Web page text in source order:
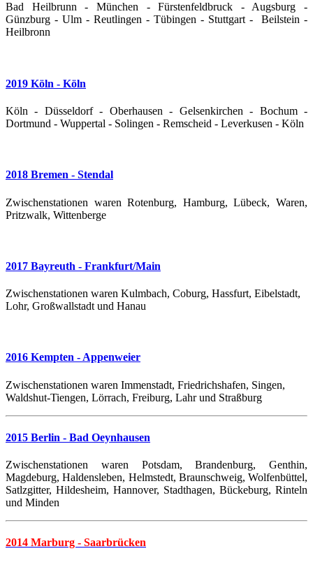
Bad Heilbrunn - München - Fürstenfeldbruck - Augsburg -
Günzburg - Ulm - Reutlingen - Tübingen - Stuttgart - Beilstein -
Heilbronn
2019 Köln - Köln
Köln - Düsseldorf - Oberhausen - Gelsenkirchen - Bochum -
Dortmund - Wuppertal - Solingen - Remscheid - Leverkusen - Köln
2018 Bremen - Stendal
Zwischenstationen waren Rotenburg, Hamburg, Lübeck, Waren,
Pritzwalk, Wittenberge
2017 Bayreuth - Frankfurt/Main
Zwischenstationen waren Kulmbach, Coburg, Hassfurt, Eibelstadt,
Lohr, Großwallstadt und Hanau
2016 Kempten - Appenweier
Zwischenstationen waren Immenstadt, Friedrichshafen, Singen,
Waldshut-Tiengen, Lörrach, Freiburg, Lahr und Straßburg
2015 Berlin - Bad Oeynhausen
Zwischenstationen waren Potsdam, Brandenburg, Genthin,
Magdeburg, Haldensleben, Helmstedt, Braunschweig, Wolfenbüttel,
Satlzgitter, Hildesheim, Hannover, Stadthagen, Bückeburg, Rinteln
und Minden
2014 Marburg - Saarbrücken